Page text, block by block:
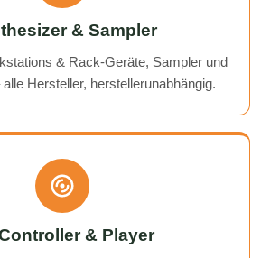
& Sampler
& Rack-Geräte, Sampler und
Hersteller, herstellerunabhängig.
& Player